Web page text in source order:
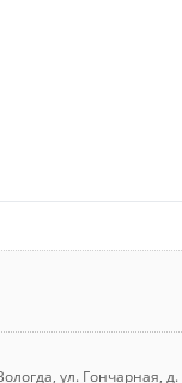
ул. Гончарная, д.